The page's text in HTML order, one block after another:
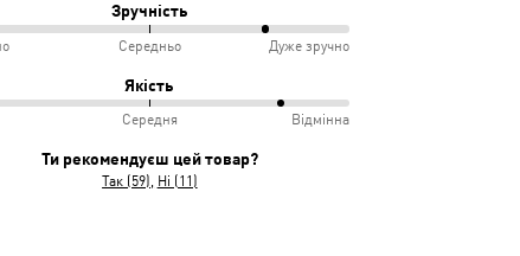
Зручність
Середньо Дуже зручно
Якість
Середня Відмінна
Ти рекомендуєш цей товар?
Так (59) Ні (11)